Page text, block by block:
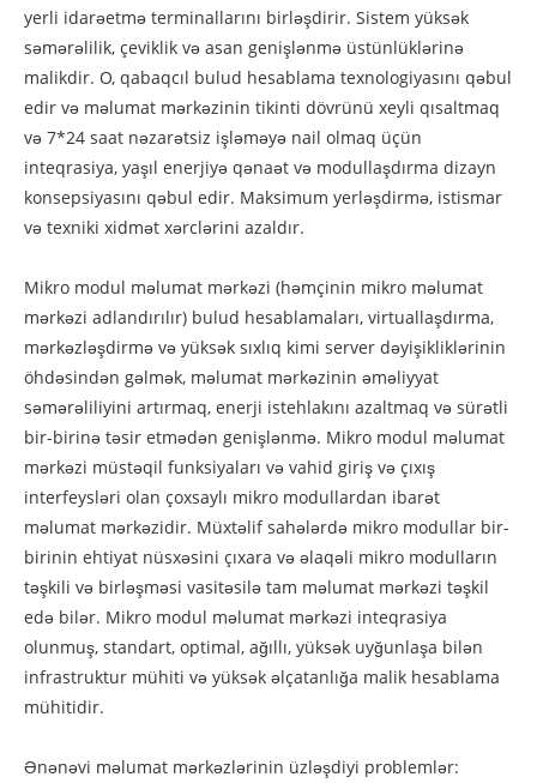
yerli idarəetmə terminallarını birləşdirir. Sistem yüksək
səmərəlilik, çeviklik və asan genişlənmə üstünlüklərinə
malikdir. O, qabaqcıl bulud hesablama texnologiyasını qəbul
edir və məlumat mərkəzinin tikinti dövrünü xeyli qısaltmaq
və 7*24 saat nəzarətsiz işləməyə nail olmaq üçün
inteqrasiya, yaşıl enerjiyə qənaət və modullaşdırma dizayn
konsepsiyasını qəbul edir. Maksimum yerləşdirmə, istismar
və texniki xidmət xərclərini azaldır.
Mikro modul məlumat mərkəzi (həmçinin mikro məlumat
mərkəzi adlandırılır) bulud hesablamaları, virtuallaşdırma,
mərkəzləşdirmə və yüksək sıxlıq kimi server dəyişikliklərinin
öhdəsindən gəlmək, məlumat mərkəzinin əməliyyat
səmərəliliyini artırmaq, enerji istehlakını azaltmaq və sürətli
bir-birinə təsir etmədən genişlənmə. Mikro modul məlumat
mərkəzi müstəqil funksiyaları və vahid giriş və çıxış
interfeysləri olan çoxsaylı mikro modullardan ibarət
məlumat mərkəzidir. Müxtəlif sahələrdə mikro modullar bir-
birinin ehtiyat nüsxəsini çıxara və əlaqəli mikro modulların
təşkili və birləşməsi vasitəsilə tam məlumat mərkəzi təşkil
edə bilər. Mikro modul məlumat mərkəzi inteqrasiya
olunmuş, standart, optimal, ağıllı, yüksək uyğunlaşa bilən
infrastruktur mühiti və yüksək əlçatanlığa malik hesablama
mühitidir.
Ənənəvi məlumat mərkəzlərinin üzləşdiyi problemlər: